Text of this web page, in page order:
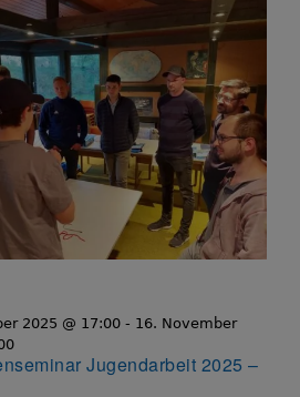
Jugendarbeit 2025 –
2025 @ 17:00 - 16. November